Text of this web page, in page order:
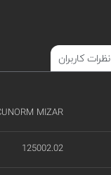
نظرات کاربران
MIZAR
125002.02